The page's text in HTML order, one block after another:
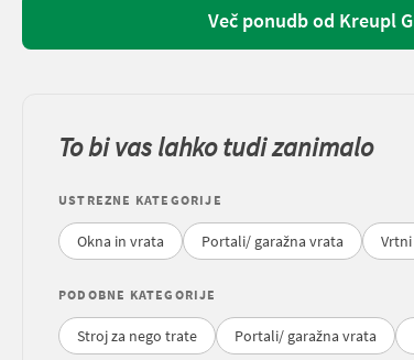
Več ponudb od Kreupl
To bi vas lahko tudi zanimalo
USTREZNE KATEGORIJE
Okna in vrata Portali/ garažna vrata
PODOBNE KATEGORIJE
Stroj za nego trate Portali/ garažna vrata